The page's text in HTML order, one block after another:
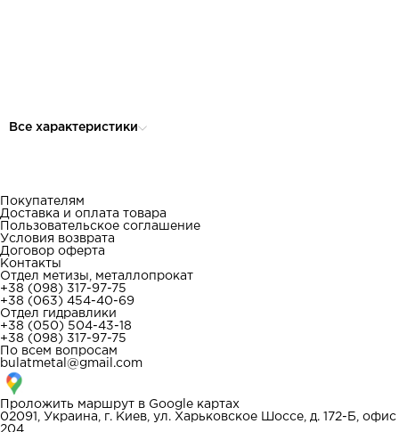
Все характеристики
Покупателям
Доставка и оплата товара
Пользовательское соглашение
Условия возврата
Договор оферта
Контакты
Отдел метизы, металлопрокат
+38 (098) 317-97-75
+38 (063) 454-40-69
Отдел гидравлики
+38 (050) 504-43-18
+38 (098) 317-97-75
По всем вопросам
bulatmetal@gmail.com
Проложить маршрут в Google картах
02091, Украина, г. Киев, ул. Харьковское Шоссе, д. 172-Б, офис
204